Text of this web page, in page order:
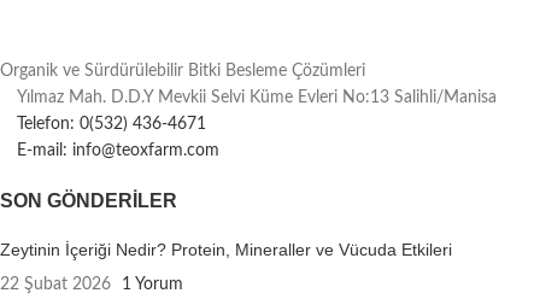
Organik ve Sürdürülebilir Bitki Besleme Çözümleri
Yılmaz Mah. D.D.Y Mevkii Selvi Küme Evleri No:13 Salihli/Manisa
Telefon: 0(532) 436-4671
E-mail: info@teoxfarm.com
SON GÖNDERILER
Zeytinin İçeriği Nedir? Protein, Mineraller ve Vücuda Etkileri
22 Şubat 2026 1 Yorum